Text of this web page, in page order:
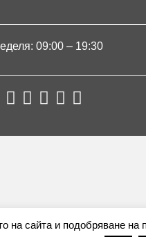
09:00 – 19:30
на сайта и подобряване